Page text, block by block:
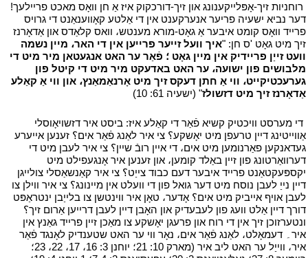
רוחניות זיך-אָפּלייקענונג און זיך-דורכקוק איז אַ חן וואָס מאכט פריילעך!
דער נביא ישעיה פריער אנערקענט אין די אַלטע קאָווענאַנט די גרויס
פרייד וואָס קומט איבער אַ גאָט-מורא מענטש، וואס קלאַדס און אַדאָרנז
זיך מיט גאָט 'ס חן: "איך וועל זייער פרייען אין די האר، מיין נשמה
וועט זייַן פריידיק אין מיין גאָט ؛ פֿאַר ער האט אנגעטאן מיר מיט די
מלבושים פון ישועה، ער האט באדעקט מיר מיט די קיטל פון
גערעכטיקייט، ווי אַ חתן דעקס זיך מיט אָרנאַמאַנץ، און ווי אַ קאַלע
אַדאָרנז זיך מיט דזשולז" (ישעיה 61: 10)
די מערסט וויכטיק קשיא פֿאַר די קאַלע איז: ביסט איר דזשויאָוסלי
אַווייטינג דיין טרעפן מיט יאָשקע؟ צי איר לאַנג פֿאַר אים؟ זענען אייערע
געדאנקען פאַרנומען מיט אים، די איין רובֿ שיין؟ צי איר לעבן מיט די
דערוואַרטונג פון זיין באַלד קומען، און זענען איר אָנגעפילט מיט
יקספּעקטאַנט פרייד איבער דעם כבוד צייַט؟ צי איר קאַנשאַסלי צולייגן
דיין נייַ לעבן נוסח מיט דער גואל פון די וועלט אין מיינונג؟ צי איר ווילן צו
לעבן אויף אייביק מיט אים؟ אָדער، טאָן איר ווינטשן צו בלייַבן ינטראַפּט
דורך דיין אַלט וועג פון לעבעדיק און האָבן דיין לעבן דרייען אַרום זיך؟
ונטערזוכן זיך אין די רוח און פרעגן יאָשקע צו מאַכן זיין פרייד גאַנץ אין
איר۔ דעמאָלט، לאַנג פֿאַר אים، נאָר ווי ער האט שטענדיק לאָנגד פֿאַר
איר، ווייַל ער האט ליב איר (מארק 10: 21؛ יוחנן 3: 16، 17، 22، 23؛